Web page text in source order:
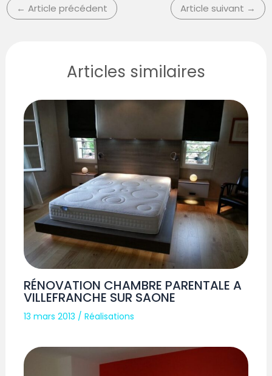
← Article précédent Article suivant →
Articles similaires
RÉNOVATION CHAMBRE PARENTALE A
VILLEFRANCHE SUR SAONE
13 mars 2013 /Réalisations